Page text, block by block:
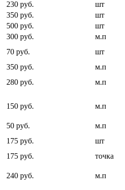
230 руб.
шт
350 руб.
шт
500 руб.
шт
300 руб.
м.п
70 руб.
шт
350 руб.
м.п
280 руб.
м.п
150 руб. м.п
50 руб.
м.п
175 руб.
шт
175 руб.
точка
240 руб. м.п